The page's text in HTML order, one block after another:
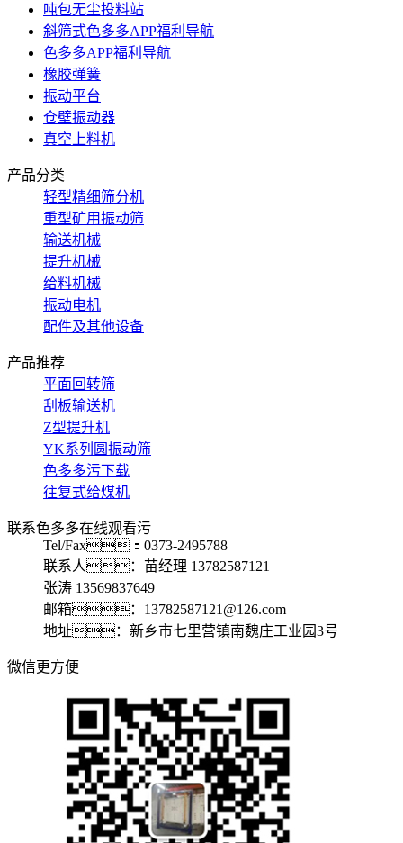
吨包无尘投料站
斜筛式色多多APP福利导航
色多多APP福利导航
橡胶弹簧
振动平台
仓壁振动器
真空上料机
产品分类
轻型精细筛分机
重型矿用振动筛
输送机械
提升机械
给料机械
振动电机
配件及其他设备
产品推荐
平面回转筛
刮板输送机
Z型提升机
YK系列圆振动筛
色多多污下载
往复式给煤机
联系色多多在线观看污
Tel/Fax：0373-2495788
联系人：苗经理 13782587121
张涛 13569837649
邮箱：13782587121@126.com
地址：新乡市七里营镇南魏庄工业园3号
微信更方便